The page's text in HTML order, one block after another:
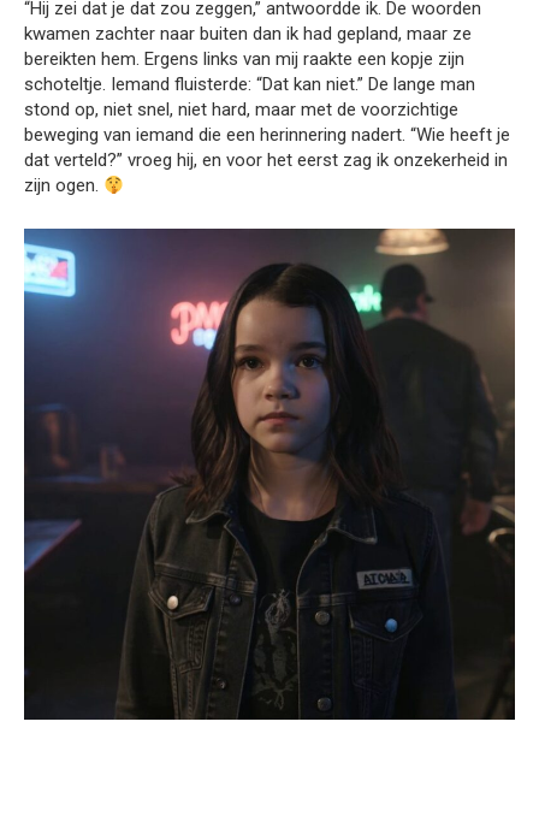
“Hij zei dat je dat zou zeggen,” antwoordde ik. De woorden
kwamen zachter naar buiten dan ik had gepland, maar ze
bereikten hem. Ergens links van mij raakte een kopje zijn
schoteltje. Iemand fluisterde: “Dat kan niet.” De lange man
stond op, niet snel, niet hard, maar met de voorzichtige
beweging van iemand die een herinnering nadert. “Wie heeft je
dat verteld?” vroeg hij, en voor het eerst zag ik onzekerheid in
zijn ogen.